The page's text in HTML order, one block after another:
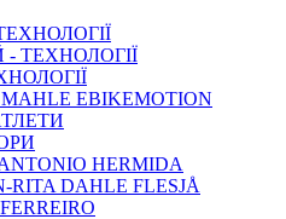
ТЕХНОЛОГІЇ
EBIKEMOTION
HERMIDA
RITA DAHLE FLESJÅ